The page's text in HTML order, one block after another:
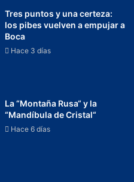
Tres puntos y una certeza:
los pibes vuelven a empujar a
Boca
Hace 3 días
La “Montaña Rusa“ y la
“Mandíbula de Cristal“
Hace 6 días